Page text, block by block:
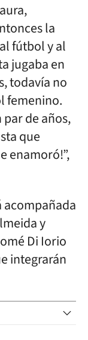
la
fútbol y al
jugaba en
todavía no
femenino.
de años,
que
enamoró!”,
acompañada
y
Di Iorio
integrarán